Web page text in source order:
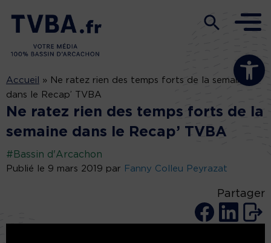
Ouvrir la
Accueil » Ne ratez rien des temps forts de la semaine
dans le Recap’ TVBA
Ne ratez rien des temps forts de la
semaine dans le Recap’ TVBA
#Bassin d'Arcachon
Publié le 9 mars 2019 par Fanny Colleu Peyrazat
Partager